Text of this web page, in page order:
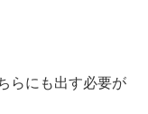
らにも出す必要が